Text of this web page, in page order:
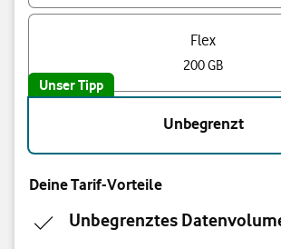
Flex
200 GB
Unser Tipp
Unbegrenzt
Deine Tarif-Vorteile
Unbegrenztes